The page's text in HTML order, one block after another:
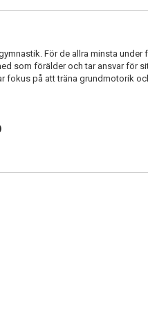
För de allra minsta
som förälder och tar ansvar för
fokus på att träna grundmotorik